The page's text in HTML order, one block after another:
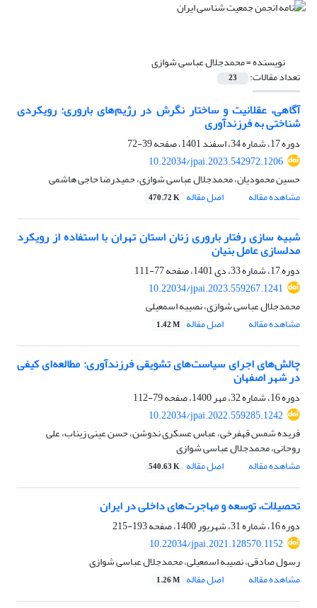
نویسنده =محمدجلال عباسی شوازی
تعداد مقالات: 23
آگاهی، عقلانیت و ساختار نگرش در رژیم‌های باروری: رویکردی
شناختی به فرزندآوری
دوره 17، شماره 34، اسفند 1401، صفحه
39-72
10.22034/jpai.2023.542972.1206
حسین محمودیان، محمدجلال عباسی شوازی، حمیدرضا حاجی هاشمی
مشاهده مقاله
اصل مقاله 470.72 K
شبیه سازی رفتار باروری زنان استان تهران با استفاده از رویکرد
مدلسازی عامل بنیان
دوره 17، شماره 33، دی 1401، صفحه
77-111
10.22034/jpai.2023.559267.1241
محمدجلال عباسی شوازی، نصیبه اسمعیلی
مشاهده مقاله
اصل مقاله 1.42 M
چالش‌های اجرای سیاست‌های تشویقی فرزندآوری: مطالعه‌ای کیفی
در شهر اصفهان
دوره 16، شماره 32، مهر 1400، صفحه
79-112
10.22034/jpai.2022.559285.1242
فریده شمس قهفرخی، عباس عسکری ندوشن، حسن عینی زیناب، علی
روحانی، محمدجلال عباسی شوازی
مشاهده مقاله
اصل مقاله 540.63 K
تحصیلات، توسعه و مهاجرت‌های داخلی در ایران
دوره 16، شماره 31، شهریور 1400، صفحه
193-215
10.22034/jpai.2021.128570.1152
رسول صادقی، نصیبه اسمعیلی، محمدجلال عباسی شوازی
مشاهده مقاله
اصل مقاله 1.26 M